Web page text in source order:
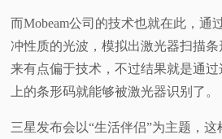
而Mobeam公司的技术也就在此，通
冲性质的光波，模拟出激光器扫描
来有点偏于技术，不过结果就是通
上的条形码就能够被激光器识别了。
三星发布会以“生活伴侣”为主题，